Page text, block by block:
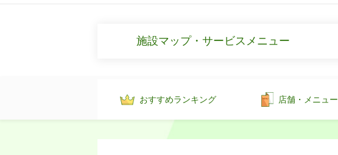
施設マップ・サービスメニュー
おすすめランキング 店舗・メニュー